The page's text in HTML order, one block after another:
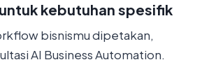
kebutuhan spesifik
bisnismu dipetakan,
AI Business Automation.